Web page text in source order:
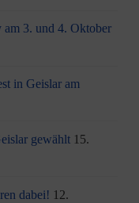
am 3. und 4. Oktober
in Geislar am
gewählt 15.
dabei! 12.